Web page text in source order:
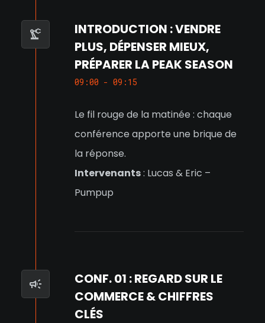
INTRODUCTION : VENDRE
PLUS, DÉPENSER MIEUX,
PRÉPARER LA PEAK SEASON
09:00 - 09:15
Le fil rouge de la matinée : chaque
conférence apporte une brique de
la réponse.
Intervenants: Lucas & Eric –
Pumpup
CONF. 01 : REGARD SUR LE
COMMERCE & CHIFFRES
CLÉS